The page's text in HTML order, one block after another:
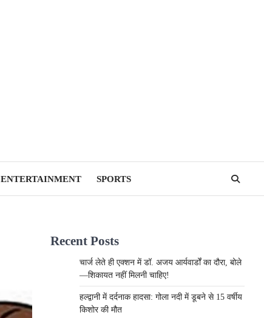
ENTERTAINMENT SPORTS
Recent Posts
चार्ज लेते ही एक्शन में डॉ. अजय आर्यवार्डों का दौरा, बोले
—शिकायत नहीं मिलनी चाहिए!
हल्द्वानी में दर्दनाक हादसा: गोला नदी में डूबने से 15 वर्षीय
किशोर की मौत